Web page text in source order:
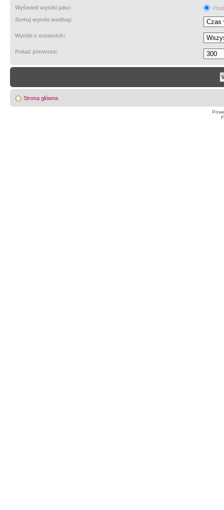
Wyświetl wyniki jako:
Sortuj wyniki według:
Wyniki z ostatnich:
Pokaż pierwsze:
Strona główna